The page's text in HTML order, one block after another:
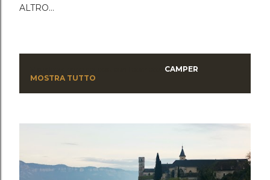
ALTRO…
s
CAMPER
MOSTRA TUTTO